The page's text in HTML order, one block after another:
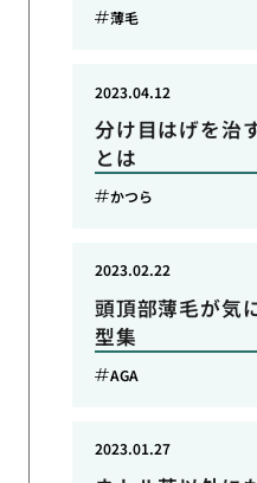
薄毛
分け目はげを治
とは
2023.04.12
かつら
頭頂部薄毛が気
型集
2023.02.22
AGA
2023.01.27